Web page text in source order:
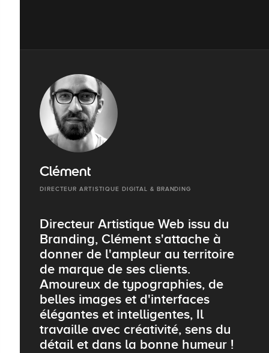
Clément
DIRECTEUR ARTISTIQUE DIGITAL & BRANDING
Directeur Artistique Web issu du
Branding, Clément s'attache à
donner de l'ampleur au territoire
de marque de ses clients.
Amoureux de typographies, de
belles images et d'interfaces
élégantes et intelligentes, Il
travaille avec créativité, sens du
détail et dans la bonne humeur !